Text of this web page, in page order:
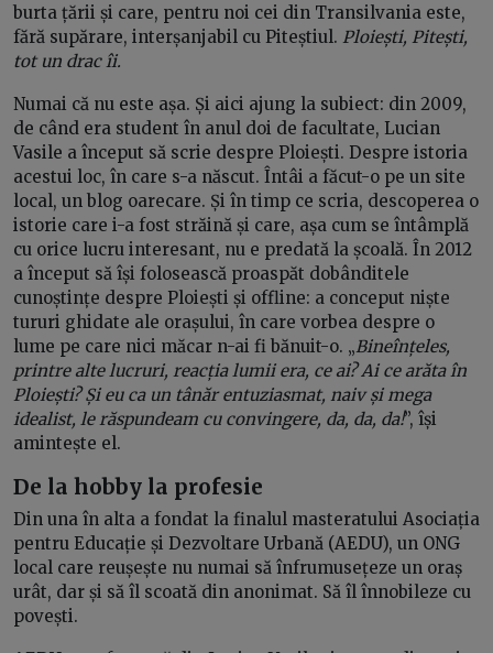
burta țării și care, pentru noi cei din Transilvania este,
fără supărare, interșanjabil cu Piteștiul. Ploiești, Pitești,
tot un drac îi.
Numai că nu este așa. Și aici ajung la subiect: din 2009,
de când era student în anul doi de facultate, Lucian
Vasile a început să scrie despre Ploiești. Despre istoria
acestui loc, în care s-a născut. Întâi a făcut-o pe un site
local, un blog oarecare. Și în timp ce scria, descoperea o
istorie care i-a fost străină și care, așa cum se întâmplă
cu orice lucru interesant, nu e predată la școală. În 2012
a început să își folosească proaspăt dobânditele
cunoștințe despre Ploiești și offline: a conceput niște
tururi ghidate ale orașului, în care vorbea despre o
lume pe care nici măcar n-ai fi bănuit-o. „Bineînțeles,
printre alte lucruri, reacția lumii era, ce ai? Ai ce arăta în
Ploiești? Și eu ca un tânăr entuziasmat, naiv și mega
idealist, le răspundeam cu convingere, da, da, da!”, își
amintește el.
De la hobby la profesie
Din una în alta a fondat la finalul masteratului Asociația
pentru Educație și Dezvoltare Urbană (AEDU), un ONG
local care reușește nu numai să înfrumusețeze un oraș
urât, dar și să îl scoată din anonimat. Să îl înnobileze cu
povești.